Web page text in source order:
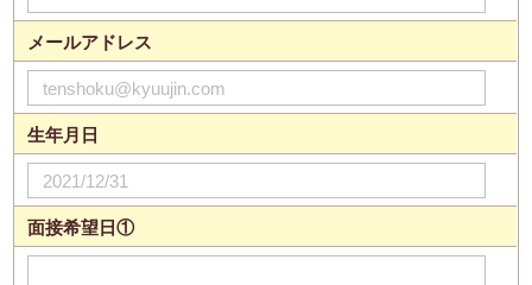
メールアドレス
生年月日
面接希望日①